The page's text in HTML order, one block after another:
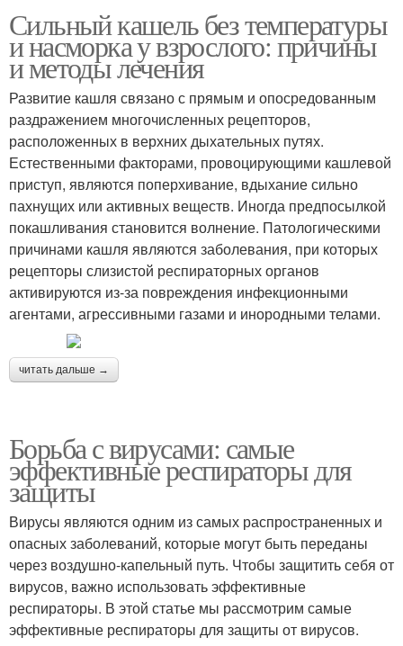
Сильный кашель без температуры
и насморка у взрослого: причины
и методы лечения
Развитие кашля связано с прямым и опосредованным
раздражением многочисленных рецепторов,
расположенных в верхних дыхательных путях.
Естественными факторами, провоцирующими кашлевой
приступ, являются поперхивание, вдыхание сильно
пахнущих или активных веществ. Иногда предпосылкой
покашливания становится волнение. Патологическими
причинами кашля являются заболевания, при которых
рецепторы слизистой респираторных органов
активируются из-за повреждения инфекционными
агентами, агрессивными газами и инородными телами.
читать дальше →
Борьба с вирусами: самые
эффективные респираторы для
защиты
Вирусы являются одним из самых распространенных и
опасных заболеваний, которые могут быть переданы
через воздушно-капельный путь. Чтобы защитить себя от
вирусов, важно использовать эффективные
респираторы. В этой статье мы рассмотрим самые
эффективные респираторы для защиты от вирусов.